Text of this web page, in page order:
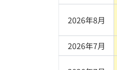
2026年8月
2026年7月